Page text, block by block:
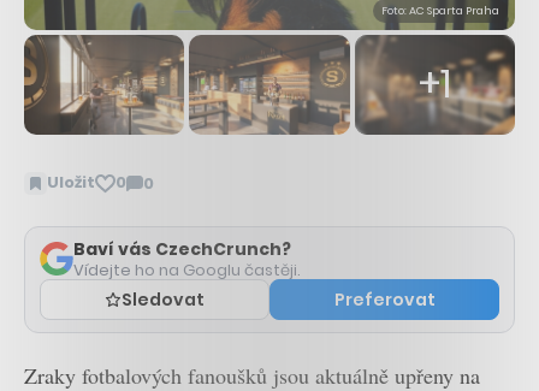
Foto: AC Sparta Praha
+1
Uložit 0 0
Zobrazit
Baví vás CzechCrunch?
Vídejte ho na Googlu častěji.
Sledovat Preferovat
Zraky fotbalových fanoušků jsou aktuálně upřeny na